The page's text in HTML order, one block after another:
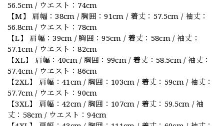
56.5cm / ウエスト：74cm
【M】 肩幅：38cm / 胸囲：91cm / 着丈：57.5cm / 袖丈：
56.8cm / ウエスト：78cm
【L】 肩幅：39cm / 胸囲：95cm / 着丈：58cm / 袖丈：
57.1cm / ウエスト：82cm
【XL】 肩幅：40cm / 胸囲：99cm / 着丈：58.5cm / 袖丈：
57.4cm / ウエスト：86cm
【2XL】 肩幅：41cm / 胸囲：103cm / 着丈：59cm / 袖丈：
57.7cm / ウエスト：90cm
【3XL】 肩幅：42cm / 胸囲：107cm / 着丈：59.5cm / 袖
丈：58cm / ウエスト：94cm